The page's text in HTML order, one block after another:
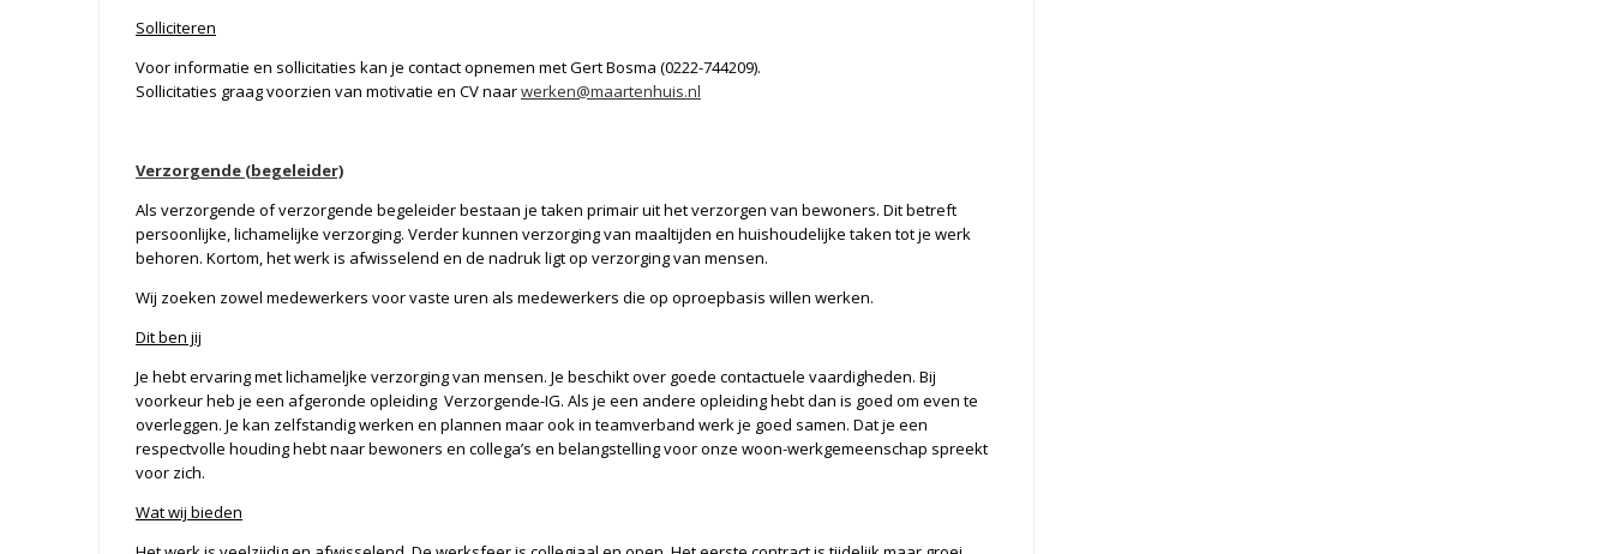
Solliciteren
Voor informatie en sollicitaties kan je contact opnemen met Gert Bosma (0222-744209).
Sollicitaties graag voorzien van motivatie en CV naarwerken@maartenhuis.nl
Verzorgende (begeleider)
Als verzorgende of verzorgende begeleider bestaan je taken primair uit het verzorgen van bewoners. Dit betreft
persoonlijke, lichamelijke verzorging. Verder kunnen verzorging van maaltijden en huishoudelijke taken tot je werk
behoren. Kortom, het werk is afwisselend en de nadruk ligt op verzorging van mensen.
Wij zoeken zowel medewerkers voor vaste uren als medewerkers die op oproepbasis willen werken.
Dit ben jij
Je hebt ervaring met lichameljke verzorging van mensen. Je beschikt over goede contactuele vaardigheden. Bij
voorkeur heb je een afgeronde opleiding Verzorgende-IG. Als je een andere opleiding hebt dan is goed om even te
overleggen. Je kan zelfstandig werken en plannen maar ook in teamverband werk je goed samen. Dat je een
respectvolle houding hebt naar bewoners en collega’s en belangstelling voor onze woon-werkgemeenschap spreekt
voor zich.
Wat wij bieden